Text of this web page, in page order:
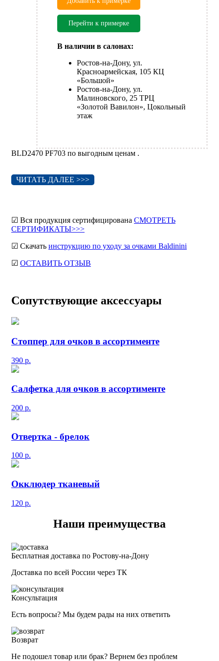
Перейти к примерке
В наличии в салонах:
Ростов-на-Дону, ул.
Красноармейская, 105 КЦ
«Большой»
Ростов-на-Дону, ул.
Малиновского, 25 ТРЦ
«Золотой Вавилон», Цокольный
этаж
BLD2470 PF703 по выгодным ценам .
ЧИТАТЬ ДАЛЕЕ >>>
☑ Вся продукция сертифицирована СМОТРЕТЬ
СЕРТИФИКАТЫ>>>
☑ Скачать инструкцию по уходу за очками Baldinini
☑ ОСТАВИТЬ ОТЗЫВ
Сопутствующие аксессуары
Стоппер для очков в ассортименте
390 р.
Салфетка для очков в ассортименте
200 р.
Отвертка - брелок
100 р.
Окклюдер тканевый
120 р.
Наши преимущества
Бесплатная доставка по Ростову-на-Дону
Доставка по всей России через ТК
Консультация
Есть вопросы? Мы будем рады на них ответить
Возврат
Не подошел товар или брак? Вернем без проблем